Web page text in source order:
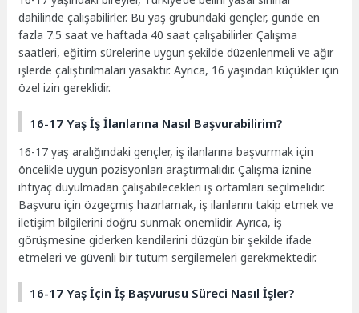
dahilinde çalışabilirler. Bu yaş grubundaki gençler, günde en
fazla 7.5 saat ve haftada 40 saat çalışabilirler. Çalışma
saatleri, eğitim sürelerine uygun şekilde düzenlenmeli ve ağır
işlerde çalıştırılmaları yasaktır. Ayrıca, 16 yaşından küçükler için
özel izin gereklidir.
16-17 Yaş İş İlanlarına Nasıl Başvurabilirim?
16-17 yaş aralığındaki gençler, iş ilanlarına başvurmak için
öncelikle uygun pozisyonları araştırmalıdır. Çalışma iznine
ihtiyaç duyulmadan çalışabilecekleri iş ortamları seçilmelidir.
Başvuru için özgeçmiş hazırlamak, iş ilanlarını takip etmek ve
iletişim bilgilerini doğru sunmak önemlidir. Ayrıca, iş
görüşmesine giderken kendilerini düzgün bir şekilde ifade
etmeleri ve güvenli bir tutum sergilemeleri gerekmektedir.
16-17 Yaş İçin İş Başvurusu Süreci Nasıl İşler?